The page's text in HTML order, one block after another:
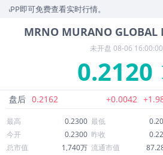
即可免费查看实时行情。
MRNO MURANO GLOBAL
未开盘 08-06
0.2120
盘后 0.2162 +0.0042
最高 0.2300 最低
今开
0.2300 昨收
总市值
1,740万 流通市值